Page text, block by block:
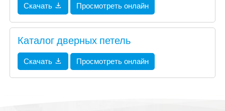
Скачать Просмотреть онлайн
Каталог дверных петель
Скачать Просмотреть онлайн